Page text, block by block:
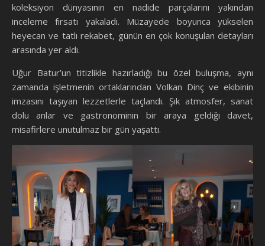
koleksiyon dünyasının en nadide parçalarını yakından
inceleme fırsatı yakaladı. Müzayede boyunca yükselen
heyecan ve tatlı rekabet, günün en çok konuşulan detayları
arasında yer aldı.
Uğur Batur’un titizlikle hazırladığı bu özel buluşma, aynı
zamanda işletmenin ortaklarından Volkan Dinç ve ekibinin
imzasını taşıyan lezzetlerle taçlandı. Şık atmosfer, sanat
dolu anlar ve gastronominin bir araya geldiği davet,
misafirlere unutulmaz bir gün yaşattı.